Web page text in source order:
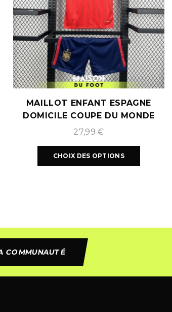
MAILLOT ENFANT ESPAGNE
DOMICILE COUPE DU MONDE
2026
27,99€
CHOIX DES OPTIONS
COMMUNAUTÉ